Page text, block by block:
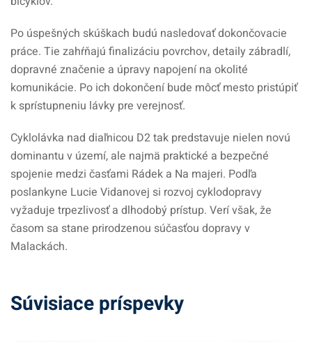
Po úspešných skúškach budú nasledovať dokončovacie
práce. Tie zahŕňajú finalizáciu povrchov, detaily zábradlí,
dopravné značenie a úpravy napojení na okolité
komunikácie. Po ich dokončení bude môcť mesto pristúpiť
k sprístupneniu lávky pre verejnosť.
Cyklolávka nad diaľnicou D2 tak predstavuje nielen novú
dominantu v území, ale najmä praktické a bezpečné
spojenie medzi časťami Rádek a Na majeri. Podľa
poslankyne Lucie Vidanovej si rozvoj cyklodopravy
vyžaduje trpezlivosť a dlhodobý prístup. Verí však, že
časom sa stane prirodzenou súčasťou dopravy v
Malackách.
Súvisiace príspevky